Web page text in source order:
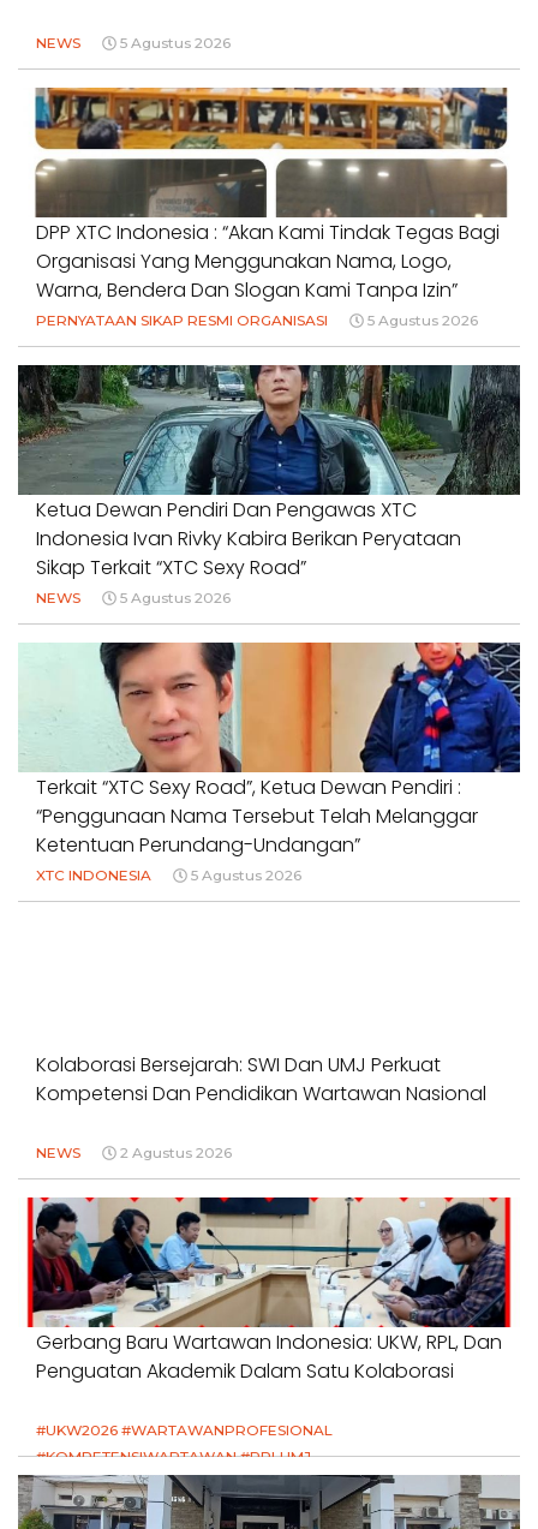
NEWS 5 Agustus 2026
DPP XTC Indonesia : “Akan Kami Tindak Tegas Bagi
Organisasi Yang Menggunakan Nama, Logo,
Warna, Bendera Dan Slogan Kami Tanpa Izin”
PERNYATAAN SIKAP RESMI ORGANISASI 5 Agustus 2026
Ketua Dewan Pendiri Dan Pengawas XTC
Indonesia Ivan Rivky Kabira Berikan Peryataan
Sikap Terkait “XTC Sexy Road”
NEWS 5 Agustus 2026
Terkait “XTC Sexy Road”, Ketua Dewan Pendiri :
“Penggunaan Nama Tersebut Telah Melanggar
Ketentuan Perundang-Undangan”
XTC INDONESIA 5 Agustus 2026
Kolaborasi Bersejarah: SWI Dan UMJ Perkuat
Kompetensi Dan Pendidikan Wartawan Nasional
NEWS 2 Agustus 2026
Gerbang Baru Wartawan Indonesia: UKW, RPL, Dan
Penguatan Akademik Dalam Satu Kolaborasi
#UKW2026 #WARTAWANPROFESIONAL
#KOMPETENSIWARTAWAN #RPLUMJ
#PENDIDIKANWARTAWAN #SWINASIONAL #SWIJABAR
1 Agustus 2026